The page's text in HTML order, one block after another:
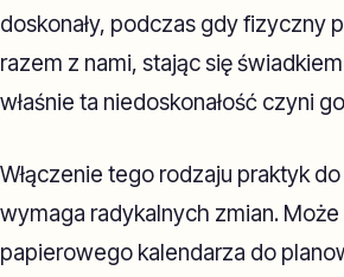
doskonały, podczas gdy fizyczny
razem z nami, stając się
właśnie ta niedoskonałość czyni
Włączenie tego rodzaju praktyk
wymaga radykalnych zmian.
papierowego kalendarza do